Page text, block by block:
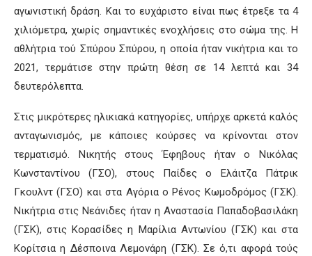
αγωνιστική δράση. Και το ευχάριστο είναι πως έτρεξε τα 4
χιλιόμετρα, χωρίς σημαντικές ενοχλήσεις στο σώμα της. Η
αθλήτρια τού Σπύρου Σπύρου, η οποία ήταν νικήτρια και το
2021, τερμάτισε στην πρώτη θέση σε 14 λεπτά και 34
δευτερόλεπτα.
Στις μικρότερες ηλικιακά κατηγορίες, υπήρχε αρκετά καλός
ανταγωνισμός, με κάποιες κούρσες να κρίνονται στον
τερματισμό. Νικητής στους Έφηβους ήταν ο Νικόλας
Κωνσταντίνου (ΓΣΟ), στους Παίδες ο Ελάιτζα Πάτρικ
Γκουλντ (ΓΣΟ) και στα Αγόρια ο Ρένος Κωμοδρόμος (ΓΣΚ).
Νικήτρια στις Νεάνιδες ήταν η Αναστασία Παπαδοβασιλάκη
(ΓΣΚ), στις Κορασίδες η Μαρίλια Αντωνίου (ΓΣΚ) και στα
Κορίτσια η Δέσποινα Λεμονάρη (ΓΣΚ). Σε ό,τι αφορά τούς